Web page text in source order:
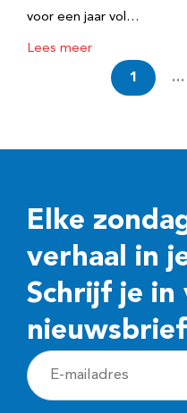
voor een jaar vol…
Lees meer
1 …
Elke
verhaal in
Schrijf je in
E
-